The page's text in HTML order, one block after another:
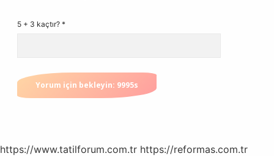
5 + 3 kaçtır? *
https://www.tatilforum.com.tr https://reformas.com.tr